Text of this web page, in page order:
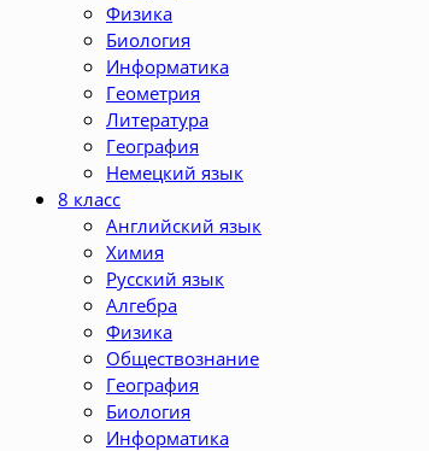
Физика
Биология
Информатика
Геометрия
Литература
География
Немецкий язык
8 класс
Английский язык
Химия
Русский язык
Алгебра
Физика
Обществознание
География
Биология
Информатика